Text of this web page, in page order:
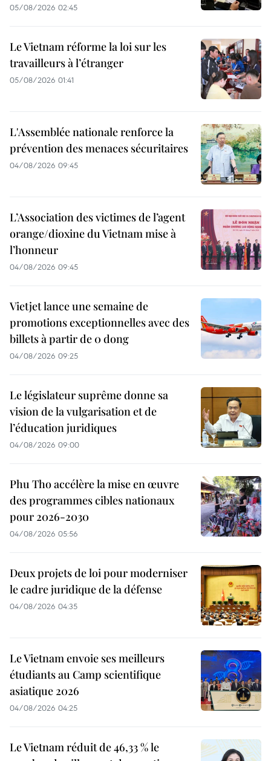
05/08/2026 02:45
Le Vietnam réforme la loi sur les
travailleurs à l’étranger
05/08/2026 01:41
L'Assemblée nationale renforce la
prévention des menaces sécuritaires
04/08/2026 09:45
L’Association des victimes de l’agent
orange/dioxine du Vietnam mise à
l’honneur
04/08/2026 09:45
Vietjet lance une semaine de
promotions exceptionnelles avec des
billets à partir de 0 dong
04/08/2026 09:25
Le législateur suprême donne sa
vision de la vulgarisation et de
l’éducation juridiques
04/08/2026 09:00
Phu Tho accélère la mise en œuvre
des programmes cibles nationaux
pour 2026-2030
04/08/2026 05:56
Deux projets de loi pour moderniser
le cadre juridique de la défense
04/08/2026 04:35
Le Vietnam envoie ses meilleurs
étudiants au Camp scientifique
asiatique 2026
04/08/2026 04:25
Le Vietnam réduit de 46,33 % le